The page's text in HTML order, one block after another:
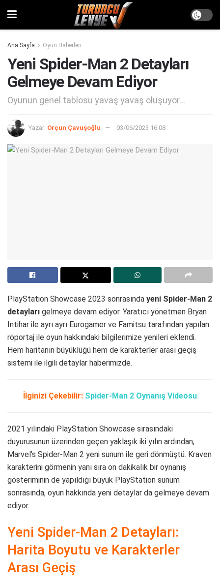
Ana Sayfa Oyun Haberleri
Yeni Spider-Man 2 Detayları
Gelmeye Devam Ediyor
Oyunun genel tablosu yavaş yavaş oluşuyor...
Yazar: Orçun Çavuşoğlu 03/06/2023 16:08
PlayStation Showcase 2023 sonrasında yeni Spider-Man 2
detayları gelmeye devam ediyor. Yaratıcı yönetmen Bryan
Intihar ile ayrı ayrı Eurogamer ve Famitsu tarafından yapılan
röportaj ile oyun hakkındaki bilgilerimize yenileri eklendi.
Hem haritanın büyüklüğü hem de karakterler arası geçiş
sistemi ile ilgili detaylar haberimizde.
İlginizi Çekebilir: Spider-Man 2 Oynanış Videosu
2021 yılındaki PlayStation Showcase sırasındaki
duyurusunun üzerinden geçen yaklaşık iki yılın ardından,
Marvel’s Spider-Man 2 yeni sunum ile geri dönmüştü. Kraven
karakterini görmenin yanı sıra on dakikalık bir oynanış
gösteriminin de yapıldığı büyük PlayStation sunum
sonrasında, oyun hakkında yeni detaylar da gelmeye devam
ediyor.
Yeni Spider-Man 2 Detayları:
Harita Boyutu ve Karakterler
Arası Geçiş